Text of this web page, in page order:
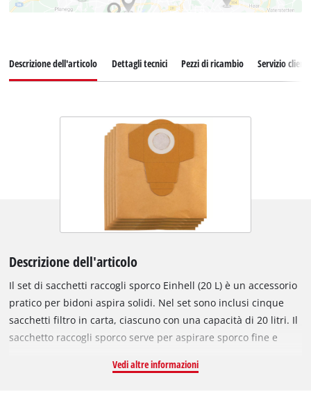
Descrizione dell'articolo Dettagli tecnici Pezzi di ricambio Servizio clienti
Descrizione dell'articolo
Il set di sacchetti raccogli sporco Einhell (20 L) è un accessorio
pratico per bidoni aspira solidi. Nel set sono inclusi cinque
sacchetti filtro in carta, ciascuno con una capacità di 20 litri. Il
sacchetto raccogli sporco serve per aspirare sporco fine e
più pulito, preservando a lungo la potenza di aspirazione. I
Vedi altre informazioni